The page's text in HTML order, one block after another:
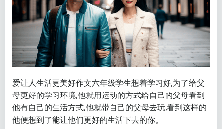
爱让人生活更美好作文六年级学生想着学习好,为了给父
母更好的学习环境,他就用运动的方式给自己的父母看到
他有自己的生活方式,他就带自己的父母去玩,看到这样的
他便想到了能让他们更好的生活下去的你。